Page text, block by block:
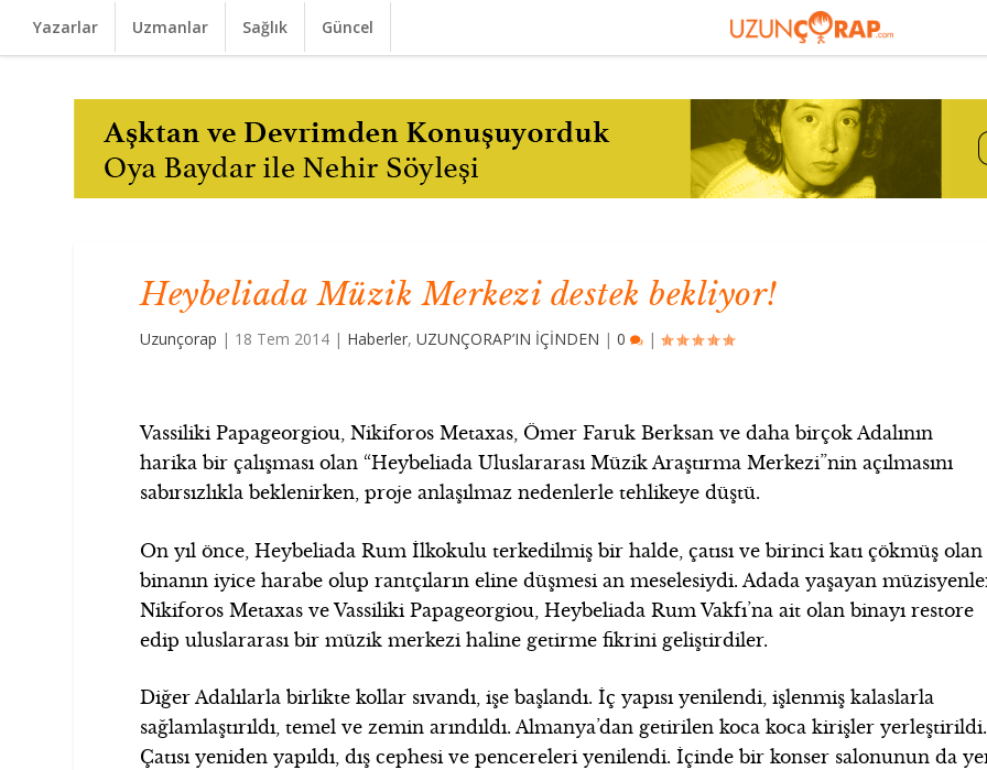
Yazarlar Uzmanlar Sağlık Güncel
Heybeliada Müzik Merkezi destek bekliyor!
Uzunçorap | 18 Tem 2014 | Haberler,UZUNÇORAP’IN İÇİNDEN |0 |
Vassiliki Papageorgiou, Nikiforos Metaxas, Ömer Faruk Berksan ve daha birçok Adalının
harika bir çalışması olan “Heybeliada Uluslararası Müzik Araştırma Merkezi”nin açılmasını
sabırsızlıkla beklenirken, proje anlaşılmaz nedenlerle tehlikeye düştü.
On yıl önce, Heybeliada Rum İlkokulu terkedilmiş bir halde, çatısı ve birinci katı çökmüş olan
binanın iyice harabe olup rantçıların eline düşmesi an meselesiydi. Adada yaşayan
Nikiforos Metaxas ve Vassiliki Papageorgiou, Heybeliada Rum Vakfı’na ait olan binayı restore
edip uluslararası bir müzik merkezi haline getirme fikrini geliştirdiler.
Diğer Adalılarla birlikte kollar sıvandı, işe başlandı. İç yapısı yenilendi, işlenmiş kalaslarla
sağlamlaştırıldı, temel ve zemin arındıldı. Almanya’dan getirilen koca koca kirişler yerleştirildi.
Çatısı yeniden yapıldı, dış cephesi ve pencereleri yenilendi. İçinde bir konser salonunun da